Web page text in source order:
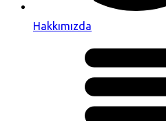
Hakkımızda